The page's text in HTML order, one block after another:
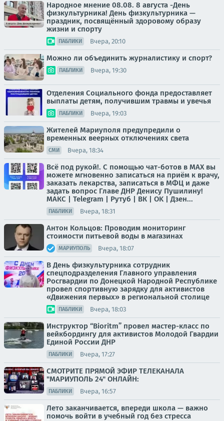
Народное мнение 08.08. 8 августа -День
физкультурника! День физкультурника —
праздник, посвящённый здоровому образу
жизни и спорту
ПАБЛИКИ Вчера, 20:10
Можно ли объединить журналистику и спорт?
ПАБЛИКИ Вчера, 19:30
Отделения Социального фонда предоставляет
выплаты детям, получившим травмы и увечья
ПАБЛИКИ Вчера, 19:03
Жителей Мариуполя предупредили о
временных веерных отключениях света
СМИ Вчера, 18:34
Всё под рукой!. С помощью чат-ботов в МАХ вы
можете мгновенно записаться на приём к врачу,
заказать лекарства, записаться в МФЦ и даже
задать вопрос Главе ДНР Денису Пушилину!
МАКС | Telegram | Рутуб | ВК | OK | Дзен...
ПАБЛИКИ Вчера, 18:31
Антон Кольцов: Проводим мониторинг
стоимости питьевой воды в магазинах
МАРИУПОЛЬ Вчера, 18:07
В День физкультурника сотрудник
спецподразделения Главного управления
Росгвардии по Донецкой Народной Республике
провел спортивную зарядку для активистов
«Движения первых» в региональной столице
ПАБЛИКИ Вчера, 18:03
Инструктор “Bioritm” провел мастер-класс по
вейкбордингу для активистов Молодой Гвардии
Единой России ДНР
ПАБЛИКИ Вчера, 17:27
СМОТРИТЕ ПРЯМОЙ ЭФИР ТЕЛЕКАНАЛА
"МАРИУПОЛЬ 24" ОНЛАЙН:
ПАБЛИКИ Вчера, 16:57
Лето заканчивается, впереди школа — важно
помочь войти в учебный год без стресса